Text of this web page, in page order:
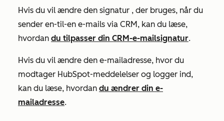
Hvis du vil ændre den signatur , der bruges, når du
sender en-til-en e-mails via CRM, kan du læse,
hvordan du tilpasser din CRM-e-mailsignatur.
Hvis du vil ændre den e-mailadresse, hvor du
modtager HubSpot-meddelelser og logger ind,
kan du læse, hvordan du ændrer din e-
mailadresse.